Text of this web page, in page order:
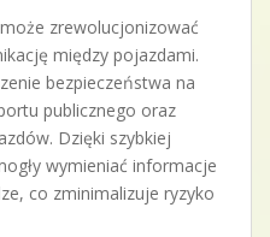
zrewolucjonizować
między pojazdami.
bezpieczeństwa na
publicznego oraz
Dzięki szybkiej
wymieniać informacje
co zminimalizuje ryzyko